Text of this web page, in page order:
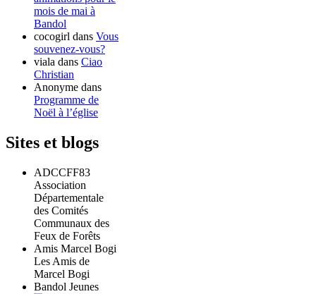
mois de mai à
Bandol
cocogirl dans Vous
souvenez-vous?
viala dans Ciao
Christian
Anonyme dans
Programme de
Noël à l’église
Sites et blogs
ADCCFF83
Association
Départementale
des Comités
Communaux des
Feux de Forêts
Amis Marcel Bogi
Les Amis de
Marcel Bogi
Bandol Jeunes